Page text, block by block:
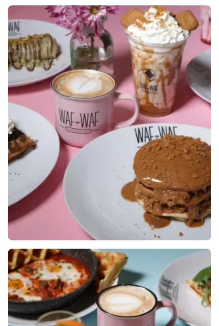
OTEVÍRACÍ DOBA O
SVÁTCÍCH: 1. 5. A 8. 5. 2025
August 20, 2024